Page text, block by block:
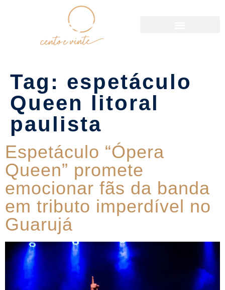
Tag: espetáculo
Queen litoral
paulista
Espetáculo “Ópera
Queen” promete
emocionar fãs da banda
em tributo imperdível no
Guarujá